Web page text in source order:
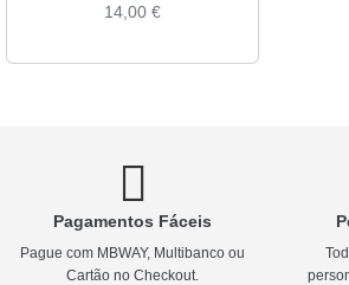
14,00 €
Pagamentos Fáceis
Pague com MBWAY, Multibanco ou
Cartão no Checkout.